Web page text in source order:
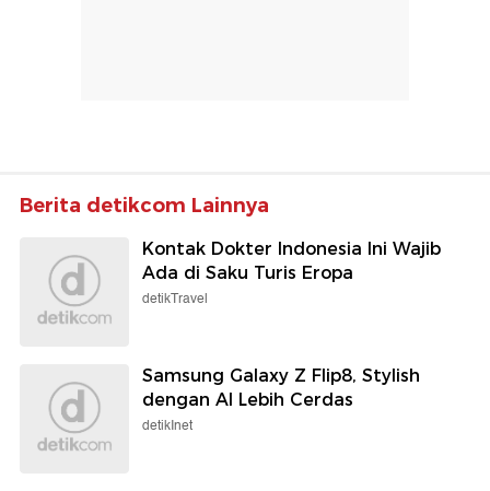
Berita detikcom Lainnya
Kontak Dokter Indonesia Ini Wajib
Ada di Saku Turis Eropa
detikTravel
Samsung Galaxy Z Flip8, Stylish
dengan AI Lebih Cerdas
detikInet